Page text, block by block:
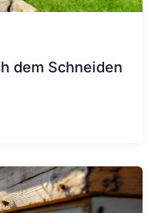
dem Schneiden